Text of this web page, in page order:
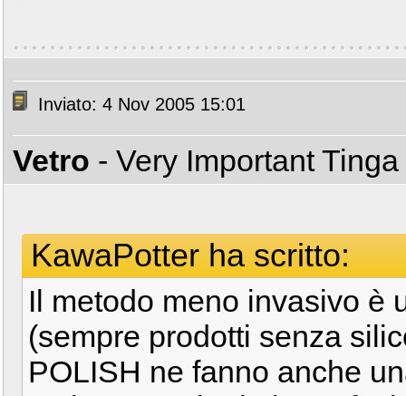
Inviato: 4 Nov 2005 15:01
Vetro - Very Important Tinga
KawaPotter ha scritto:
Il metodo meno invasivo è
(sempre prodotti senza
POLISH ne fanno anche